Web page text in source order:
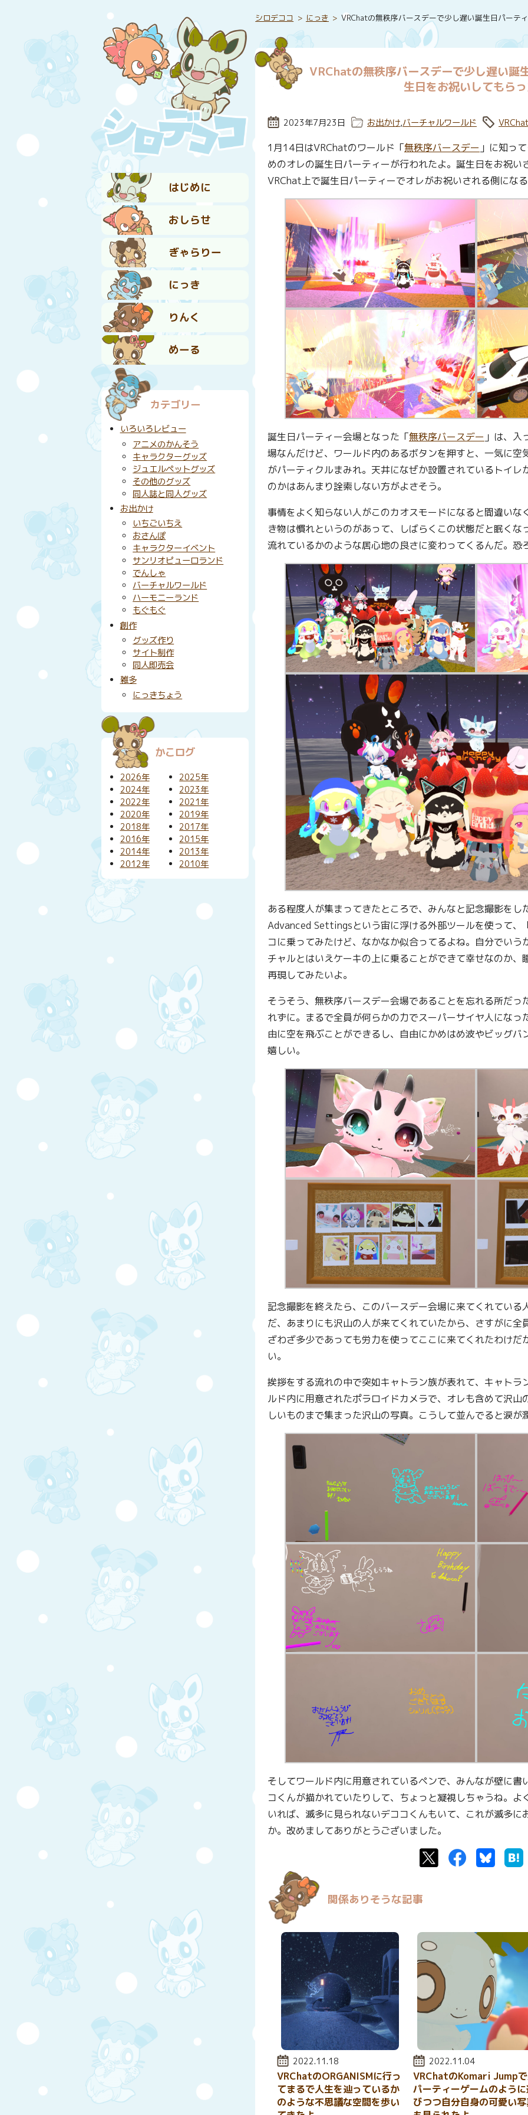
はじめに
おしらせ
ぎゃらりー
にっき
りんく
めーる
シロデココ にっき VRChatの無秩序バースデーで少し遅い誕生日パーテ
VRChatの無秩序バースデーで少し遅い誕
生日をお祝いしてもら
投稿日:
2023年7月23日 カテゴリー:
お出かけ,バーチャルワールド タグ:
1月14日はVRChatのワールド「無秩序バースデー 」に知っ
めのオレの誕生日パーティーが行われたよ。誕生日をお祝
VRChat上で誕生日パーティーでオレがお祝いされる側にな
誕生日パーティー会場となった「無秩序バースデー 」は、入
場なんだけど、ワールド内のあるボタンを押すと、一気に
がパーティクルまみれ。天井になぜか設置されているトイ
のかはあんまり詮索しない方がよさそう。
事情をよく知らない人がこのカオスモードになると間違い
き物は慣れというのがあって、しばらくこの状態だと眠く
流れているかのような居心地の良さに変わってくるんだ。恐
ある程度人が集まってきたところで、みんなと記念撮影をし
Advanced Settingsという宙に浮ける外部ツールを使って
コに乗ってみたけど、なかなか似合ってるよね。自分でい
チャルとはいえケーキの上に乗ることができて幸せなのか
再現してみたいよ。
そうそう、無秩序バースデー会場であることを忘れる所だ
れずに。まるで全員が何らかの力でスーパーサイヤ人にな
由に空を飛ぶことができるし、自由にかめはめ波やビッグ
嬉しい。
記念撮影を終えたら、このバースデー会場に来てくれてい
だ、あまりにも沢山の人が来てくれていたから、さすがに
ざわざ多少であっても労力を使ってここに来てくれたわけ
い。
挨拶をする流れの中で突如キャトラン族が表れて、キャト
ルド内に用意されたポラロイドカメラで、オレも含めて沢
しいものまで集まった沢山の写真。こうして並んでると涙が
そしてワールド内に用意されているペンで、みんなが壁に
コくんが描かれていたりして、ちょっと凝視しちゃうね。
いれば、滅多に見られないデココくんもいて、これが滅多
か。改めましてありがとうございました。
TwitterFacebook
関係ありそうな記事
投稿日:
2022.11.18
VRChatのORGANISMに行っ
てまるで人生を辿っているか
のような不思議な空間を歩い
投稿日:
2022.11.04
VRChatのKomari Jump
パーティーゲームのよう
びつつ自分自身の可愛い
カテゴリー
いろいろレビュー
アニメのかんそう
キャラクターグッズ
ジュエルペットグッズ
その他のグッズ
同人誌と同人グッズ
お出かけ
いちごいちえ
おさんぽ
キャラクターイベント
サンリオピューロランド
でんしゃ
バーチャルワールド
ハーモニーランド
もぐもぐ
創作
グッズ作り
サイト制作
同人即売会
雑多
にっきちょう
かこログ
2026年
2025年
2024年
2023年
2022年
2021年
2020年
2019年
2018年
2017年
2016年
2015年
2014年
2013年
2012年
2010年